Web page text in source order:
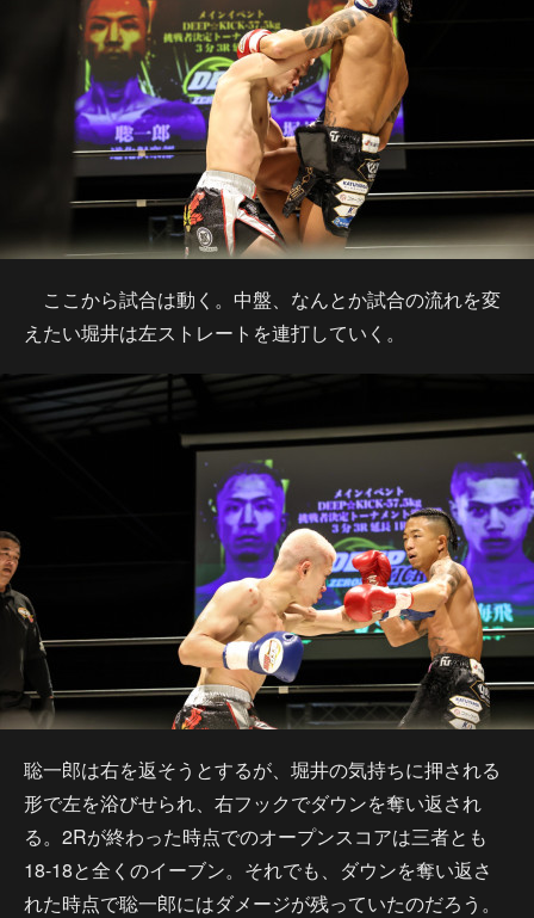
ここから試合は動く。中盤、なんとか試合の流れを変
えたい堀井は左ストレートを連打していく。
聡一郎は右を返そうとするが、堀井の気持ちに押される
形で左を浴びせられ、右フックでダウンを奪い返され
る。2Rが終わった時点でのオープンスコアは三者とも
18-18と全くのイーブン。それでも、ダウンを奪い返さ
れた時点で聡一郎にはダメージが残っていたのだろう。